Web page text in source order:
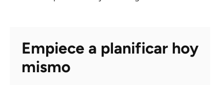
Empiece a planificar hoy
mismo